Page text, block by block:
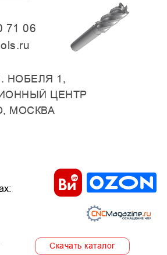
71 06
НОБЕЛЯ 1,
ЦЕНТР
МОСКВА
Скачать каталог